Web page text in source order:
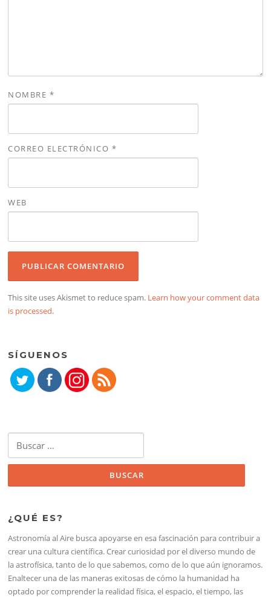
NOMBRE *
CORREO ELECTRÓNICO *
WEB
This site uses Akismet to reduce spam. Learn how your comment data
is processed.
SÍGUENOS
¿QUÉ ES?
Astronomía al Aire busca apoyarse en esa fascinación para contribuir a
crear una cultura científica. Crear curiosidad por el diverso mundo de
la astrofísica, tanto de lo que sabemos, como de lo que aún ignoramos.
Enaltecer una de las maneras exitosas de cómo la humanidad ha
optado por comprender la realidad física, el espacio, el tiempo, las